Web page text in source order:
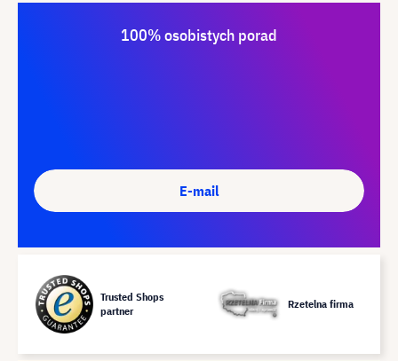
100% osobistych porad
E-mail
Trusted Shops
partner
Rzetelna firma